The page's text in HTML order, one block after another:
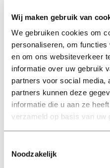
Wij maken gebruik van
We gebruiken cookies om
personaliseren, om
en om ons websiteverkeer
informatie over uw gebruik
partners voor social media,
partners kunnen deze
informatie die u aan ze
verzameld op basis van uw
Noodzakelijk
universiteit met BEST is
goedkeuring wegdragen.
wetenschappers willen
diensten binnen hun
het moet bereikbaar zijn.
eenvoudige ondersteuning
bureaucratie,” aldus een
van Maastricht wordt
waarbij de ondersteuning
toenemende